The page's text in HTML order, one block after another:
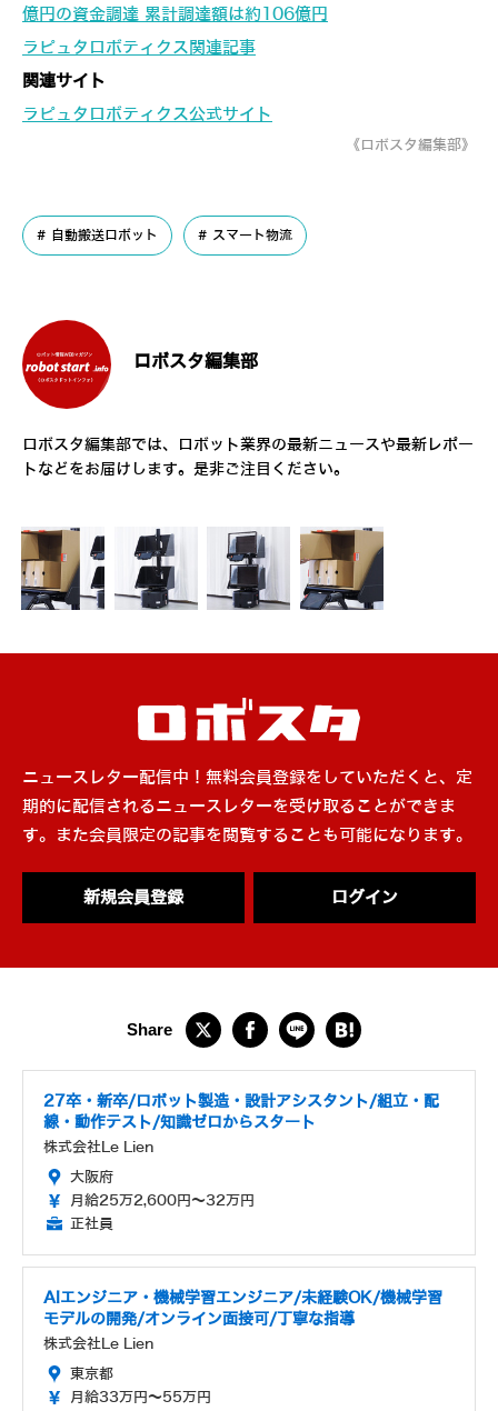
億円の資金調達 累計調達額は約106億円
ラピュタロボティクス関連記事
関連サイト
ラピュタロボティクス公式サイト
《ロボスタ編集部》
自動搬送ロボット スマート物流
ロボスタ編集部
ロボスタ編集部では、ロボット業界の最新ニュースや最新レポー
トなどをお届けします。是非ご注目ください。
ニュースレター配信中！無料会員登録をしていただくと、定
期的に配信されるニュースレターを受け取ることができま
す。また会員限定の記事を閲覧することも可能になります。
新規会員登録 ログイン
27卒・新卒/ロボット製造・設計アシスタント/組立・配
線・動作テスト/知識ゼロからスタート
株式会社Le Lien
大阪府
月給25万2,600円～32万円
正社員
AIエンジニア・機械学習エンジニア/未経験OK/機械学習
モデルの開発/オンライン面接可/丁寧な指導
株式会社Le Lien
東京都
月給33万円～55万円